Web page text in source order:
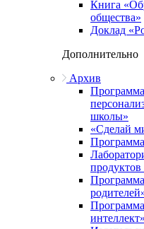
Книга
общества»
Доклад
Дополнительно
Архив
школы»
«Сделай
интеллект»